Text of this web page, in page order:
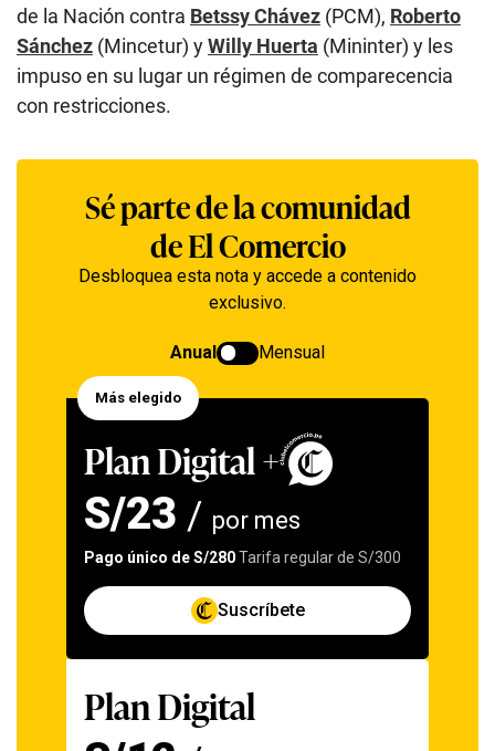
de la Nación contra Betssy Chávez (PCM), Roberto
Sánchez (Mincetur) yWilly Huerta (Mininter) y les
impuso en su lugar un régimen de comparecencia
con restricciones.